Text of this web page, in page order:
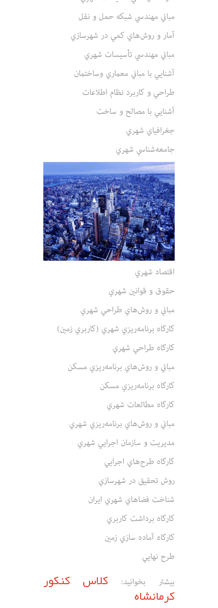
مباني‌ مهندسي‌ شبكه‌ حمل‌ و نقل‌
آمار و روش‌هاي‌ كمي‌ در شهرسازي‌
مباني‌ مهندسي‌ تأسيسات‌ شهري‌
آشنايي‌ با مباني‌ معماري‌ وساختمان‌
طراحي‌ و كاربرد نظام‌ اطلاعات‌
آشنايي‌ با مصالح‌ و ساخت‌
جغرافياي‌ شهري‌
جامعه‌شناسي‌ شهري‌
اقتصاد شهري‌
حقوق‌ و قوانين‌ شهري‌
مباني‌ و روش‌هاي‌ طراحي‌ شهري‌
كارگاه‌ برنامه‌ريزي‌ شهري‌ (كاربري‌ زمين‌)
كارگاه‌ طراحي‌ شهري‌
مباني‌ و روش‌هاي‌ برنامه‌ريزي‌ مسكن‌
كارگاه‌ برنامه‌ريزي‌ مسكن‌
كارگاه‌ مطالعات‌ شهري‌
مباني‌ و روش‌هاي‌ برنامه‌ريزي‌ شهري‌
مديريت‌ و سازمان‌ اجرايي‌ شهري‌
كارگاه‌ طرح‌هاي‌ اجرايي‌
روش‌ تحقيق‌ در شهرسازي‌
شناخت‌ فضاهاي‌ شهري‌ ايران‌
كارگاه‌ برداشت‌ كاربري‌
كارگاه‌ آماده‌ سازي‌ زمين‌
طرح‌ نهايي‌
بیشتر بخوانید: کلاس کنکور
کرمانشاه